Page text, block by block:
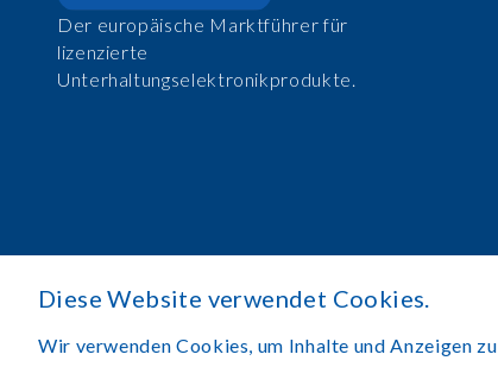
Der europäische Marktführer für
lizenzierte
Unterhaltungselektronikprodukte.
Diese Website verwendet Cookies.
Wir verwenden Cookies, um Inhalte und Anzeigen